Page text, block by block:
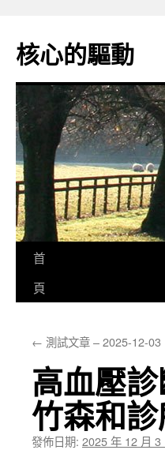
主
要
核心的驅動
首
頁
← 測試文章 – 2025-12-
高血壓
竹森和
發佈日期: 2025 年 12 月 3